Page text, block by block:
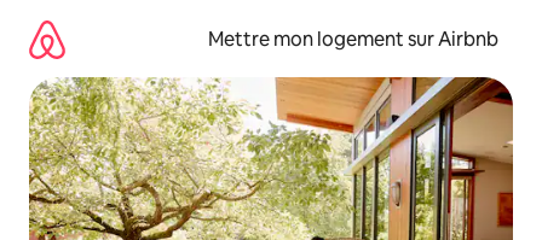
directement
contenu
Mettre mon logement sur Airbnb